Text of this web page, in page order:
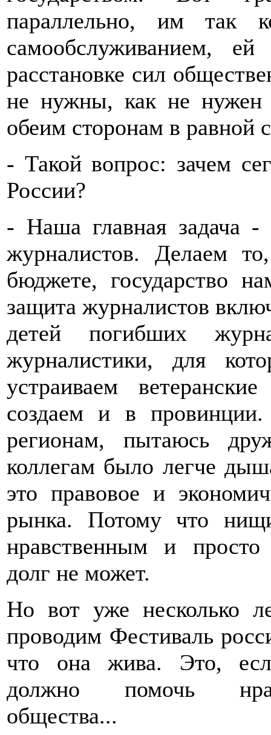
параллельно, им так
самообслуживанием,
расстановке сил
не нужны, как не нужен
обеим сторонам в равной
- Такой вопрос: зачем
России?
- Наша главная задача -
журналистов. Делаем
бюджете, государство
защита журналистов
детей погибших
журналистики, для
устраиваем
создаем и в
регионам, пытаюсь
коллегам было легче
это правовое и
рынка. Потому что
нравственным и просто
долг не может.
Но вот уже несколько
проводим Фестиваль
что она жива. Это,
должно помочь
общества...